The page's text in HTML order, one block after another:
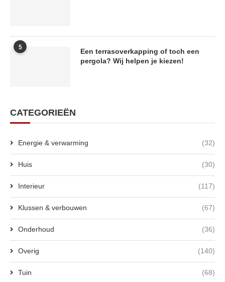
5
Een terrasoverkapping of toch een
pergola? Wij helpen je kiezen!
CATEGORIEËN
Energie & verwarming (32)
Huis (30)
Interieur (117)
Klussen & verbouwen (67)
Onderhoud (36)
Overig (140)
Tuin (68)